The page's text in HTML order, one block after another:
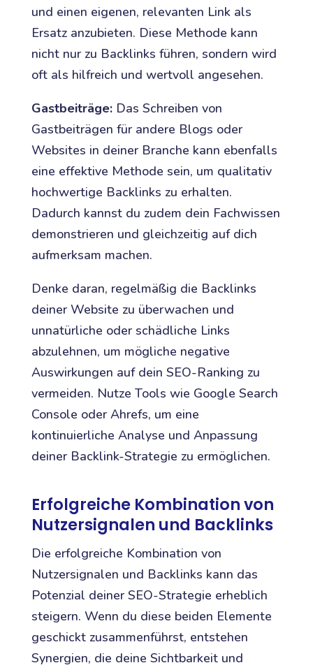
und einen eigenen, relevanten Link als
Ersatz anzubieten. Diese Methode kann
nicht nur zu Backlinks führen, sondern wird
oft als hilfreich und wertvoll angesehen.
Gastbeiträge:Das Schreiben von
Gastbeiträgen für andere Blogs oder
Websites in deiner Branche kann ebenfalls
eine effektive Methode sein, um qualitativ
hochwertige Backlinks zu erhalten.
Dadurch kannst du zudem dein Fachwissen
demonstrieren und gleichzeitig auf dich
aufmerksam machen.
Denke daran, regelmäßig die Backlinks
deiner Website zu überwachen und
unnatürliche oder schädliche Links
abzulehnen, um mögliche negative
Auswirkungen auf dein SEO-Ranking zu
vermeiden. Nutze Tools wie Google Search
Console oder Ahrefs, um eine
kontinuierliche Analyse und Anpassung
deiner Backlink-Strategie zu ermöglichen.
Erfolgreiche Kombination von
Nutzersignalen und Backlinks
Die erfolgreiche Kombination von
Nutzersignalen und Backlinks kann das
Potenzial deiner SEO-Strategie erheblich
steigern. Wenn du diese beiden Elemente
geschickt zusammenführst, entstehen
Synergien, die deine Sichtbarkeit und